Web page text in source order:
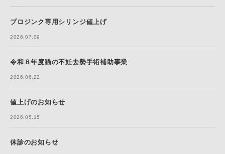
プロジンク専用シリンジ値上げ
2026.07.09
令和８年度猫の不妊去勢手術補助事業
2026.06.22
値上げのお知らせ
2026.05.15
休診のお知らせ